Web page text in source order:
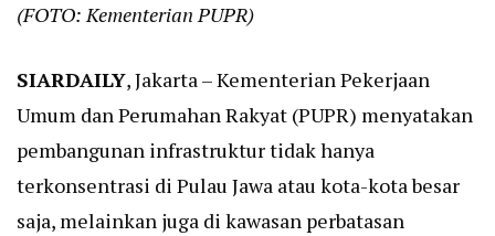
(FOTO: Kementerian PUPR)
SIARDAILY, Jakarta – Kementerian Pekerjaan
Umum dan Perumahan Rakyat (PUPR) menyatakan
pembangunan infrastruktur tidak hanya
terkonsentrasi di Pulau Jawa atau kota-kota besar
saja, melainkan juga di kawasan perbatasan